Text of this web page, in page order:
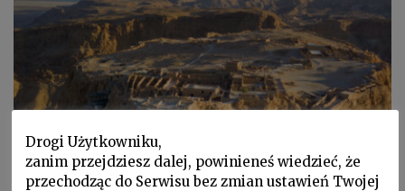
P 2019 nr 1, Palimpsest, Sylwetki
Drogi Użytkowniku,
zanim przejdziesz dalej, powinieneś wiedzieć, że
przechodząc do Serwisu bez zmian ustawień Twojej